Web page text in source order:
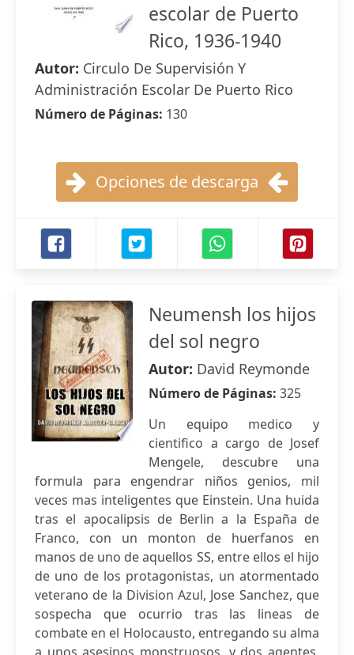
escolar de Puerto
Rico, 1936-1940
Autor: Circulo De Supervisión Y
Administración Escolar De Puerto Rico
Número de Páginas: 130
Opciones de descarga
Neumensh los hijos
del sol negro
Autor: David Reymonde
Número de Páginas: 325
Un equipo medico y
cientifico a cargo de Josef
Mengele, descubre una
formula para engendrar niños genios, mil
veces mas inteligentes que Einstein. Una huida
tras el apocalipsis de Berlin a la España de
Franco, con un monton de huerfanos en
manos de uno de aquellos SS, entre ellos el hijo
de uno de los protagonistas, un atormentado
veterano de la Division Azul, Jose Sanchez, que
sospecha que ocurrio tras las lineas de
combate en el Holocausto, entregando su alma